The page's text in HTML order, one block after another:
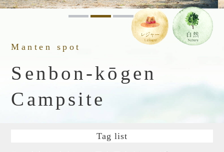
Manten spot
Senbon-kōgen
Campsite
Tag list